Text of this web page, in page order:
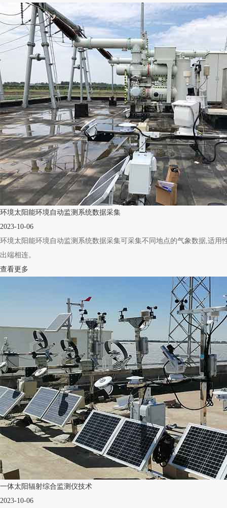
环境太阳能环境自动监测系统数据采集
2023-10-06
环境太阳能环境自动监测系统数据采集可采集不同地点的气象数据,适用
出端相连。
查看更多
一体太阳辐射综合监测仪技术
2023-10-06